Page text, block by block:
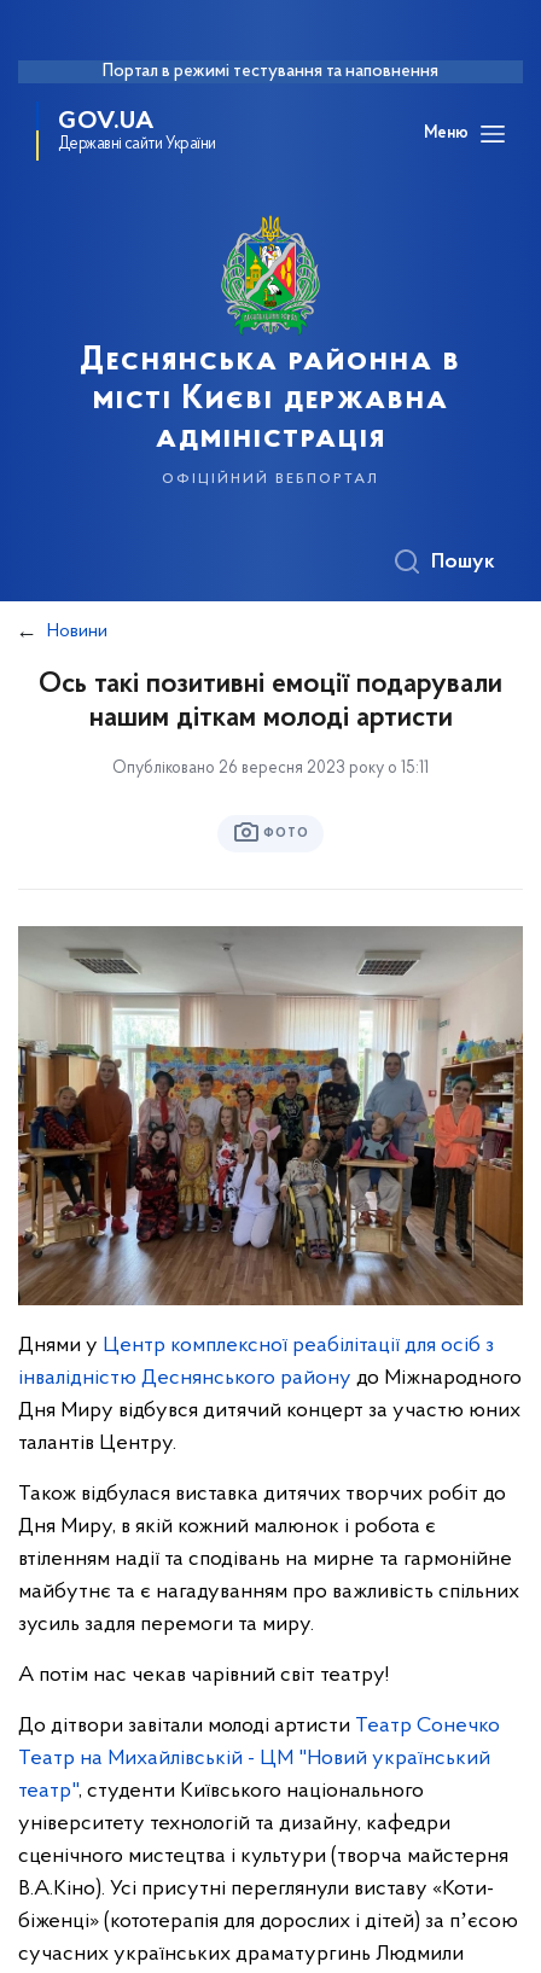
Портал в режимі тестування та наповнення
GOV.UA
Державні сайти України
Меню
Деснянська районна в
місті Києві державна
адміністрація
офіційний вебпортал
Пошук
Новини
Ось такі позитивні емоції подарували
нашим діткам молоді артисти
Опубліковано 26 вересня 2023 року о 15:11
ФОТО
Днями у Центр комплексної реабілітації для осіб з
інвалідністю Деснянського району до Міжнародного
Дня Миру відбувся дитячий концерт за участю юних
талантів Центру.
Також відбулася виставка дитячих творчих робіт до
Дня Миру, в якій кожний малюнок і робота є
втіленням надії та сподівань на мирне та гармонійне
майбутнє та є нагадуванням про важливість спільних
зусиль задля перемоги та миру.
А потім нас чекав чарівний світ театру!
До дітвори завітали молоді артисти Театр Сонечко
Театр на Михайлівській - ЦМ "Новий український
театр", студенти Київського національного
університету технологій та дизайну, кафедри
сценічного мистецтва і культури (творча майстерня
В.А.Кіно). Усі присутні переглянули виставу «Коти-
біженці» (кототерапія для дорослих і дітей) за пʼєсою
сучасних українських драматургинь Людмили